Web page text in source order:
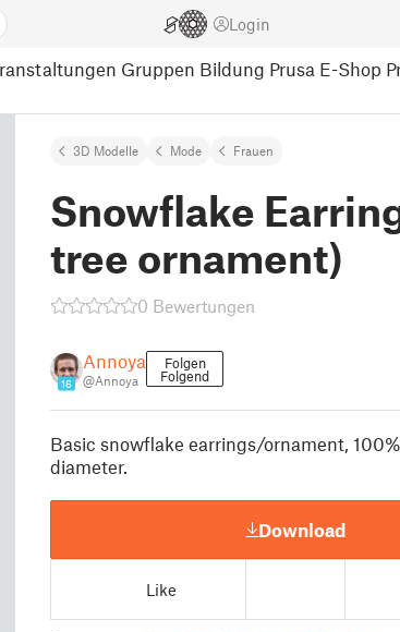
Login
Gruppen Bildung Prusa E-Shop
3D Modelle Mode Frauen
Snowflake
tree ornament)
0 Bewertungen
16
Annoya
@Annoya
Folgen
Folgend
Basic snowflake earrings/ornament,
diameter.
Download
Like